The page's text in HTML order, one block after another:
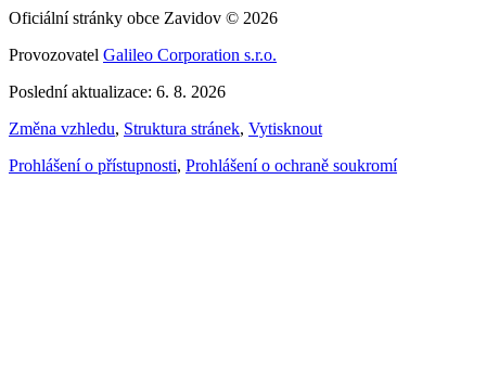
Oficiální stránky obce Zavidov © 2026
Provozovatel Galileo Corporation s.r.o.
Poslední aktualizace: 6. 8. 2026
Změna vzhledu, Struktura stránek, Vytisknout
Prohlášení o přístupnosti, Prohlášení o ochraně soukromí